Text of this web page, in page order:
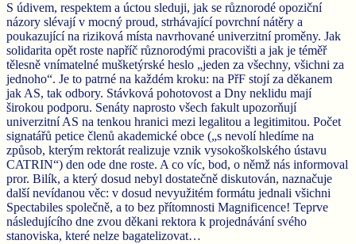
S údivem, respektem a úctou sleduji, jak se různorodé opoziční
názory slévají v mocný proud, strhávající povrchní nátěry a
poukazující na riziková místa navrhované univerzitní proměny. Jak
solidarita opět roste napříč různorodými pracovišti a jak je téměř
tělesně vnímatelné mušketýrské heslo „jeden za všechny, všichni za
jednoho“. Je to patrné na každém kroku: na PřF stojí za děkanem
jak AS, tak odbory. Stávková pohotovost a Dny neklidu mají
širokou podporu. Senáty naprosto všech fakult upozorňují
univerzitní AS na tenkou hranici mezi legalitou a legitimitou. Počet
signatářů petice členů akademické obce („s nevolí hledíme na
způsob, kterým rektorát realizuje vznik vysokoškolského ústavu
CATRIN“) den ode dne roste. A co víc, bod, o němž nás informoval
pror. Bilík, a který dosud nebyl dostatečně diskutován, naznačuje
další nevídanou věc: v dosud nevyužitém formátu jednali všichni
Spectabiles společně, a to bez přítomnosti Magnificence! Teprve
následujícího dne zvou děkani rektora k projednávání svého
stanoviska, které nelze bagatelizovat…